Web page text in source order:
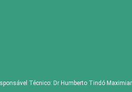
Técnico: Dr Humberto Tindó